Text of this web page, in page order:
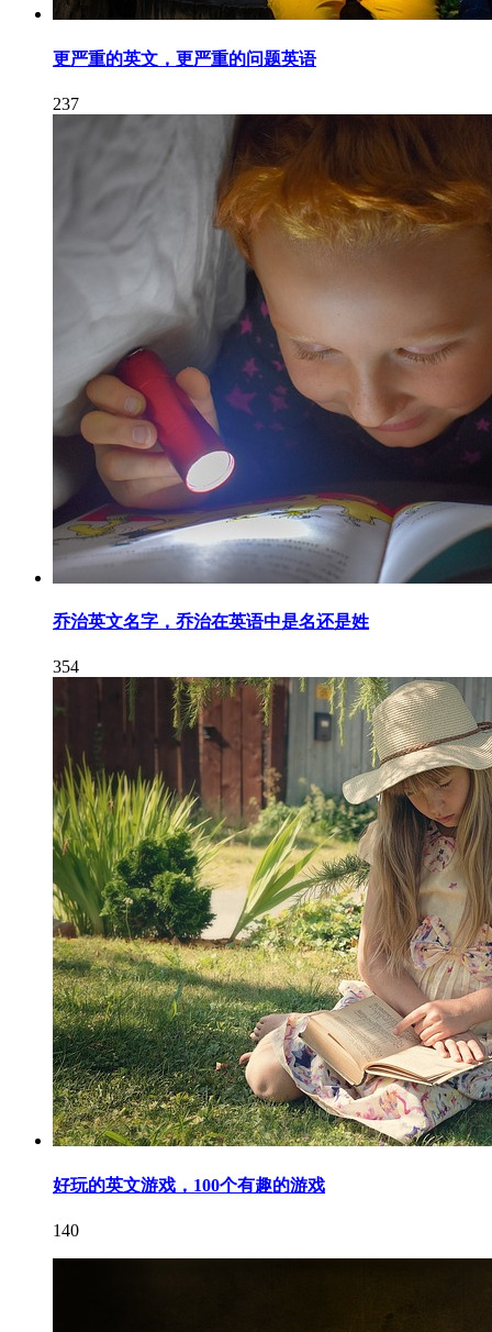
更严重的英文，更严重的问题英语
237
乔治英文名字，乔治在英语中是名还是姓
354
好玩的英文游戏，100个有趣的游戏
140